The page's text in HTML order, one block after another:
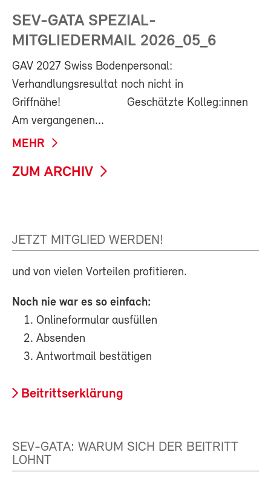
SEV-GATA SPEZIAL-
MITGLIEDERMAIL 2026_05_6
GAV 2027 Swiss Bodenpersonal:
Verhandlungsresultat noch nicht in
Griffnähe! Geschätzte Kolleg:innen
Am vergangenen...
MEHR
ZUM ARCHIV
JETZT MITGLIED WERDEN!
und von vielen Vorteilen profitieren.
Noch nie war es so einfach:
Onlineformular ausfüllen
Absenden
Antwortmail bestätigen
Beitrittserklärung
SEV-GATA: WARUM SICH DER BEITRITT
LOHNT